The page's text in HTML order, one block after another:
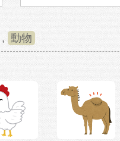
, 動物